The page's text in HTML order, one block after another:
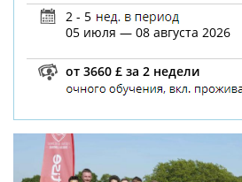
2 - 5
05 июля — 08 августа 2026
от 3660 £ за 2 недели